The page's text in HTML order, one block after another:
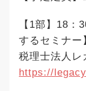
【1部】18：
するセミナー
税理士法人レ
https://